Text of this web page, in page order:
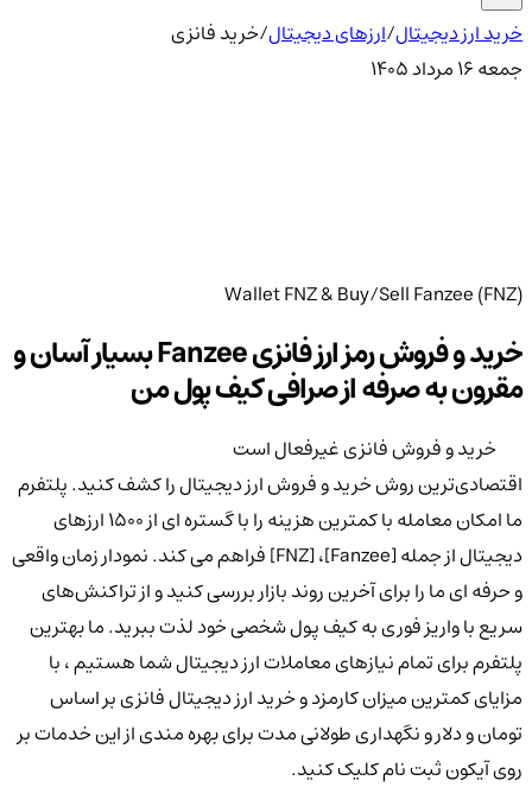
خرید ارز دیجیتال/ارزهای دیجیتال/خرید فانزی
جمعه ۱۶ مرداد ۱۴۰۵
Wallet FNZ & Buy/Sell Fanzee (FNZ)
خرید و فروش رمز ارز فانزی Fanzee بسیار آسان و
مقرون به صرفه از صرافی کیف پول من
خرید و فروش فانزی غیرفعال است
اقتصادی‌ترین روش خرید و فروش ارز دیجیتال را کشف کنید. پلتفرم
ما امکان معامله با کمترین هزینه را با گستره ای از ۱۵۰۰ ارزهای
دیجیتال از جمله [Fanzee]، [FNZ] فراهم می کند. نمودار زمان واقعی
و حرفه ای ما را برای آخرین روند بازار بررسی کنید و از تراکنش‌های
سریع با واریز فوری به کیف پول شخصی خود لذت ببرید. ما بهترین
پلتفرم برای تمام نیازهای معاملات ارز دیجیتال شما هستیم ، با
مزایای کمترین میزان کارمزد و خرید ارز دیجیتال فانزی بر اساس
تومان و دلار و نگهداری طولانی مدت برای بهره مندی از این خدمات بر
روی آیکون ثبت نام کلیک کنید.